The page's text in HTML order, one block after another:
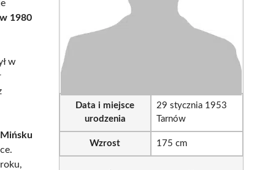
1980
w
Data i miejsce
urodzenia
29 stycznia 1953
Tarnów
Wzrost 175 cm